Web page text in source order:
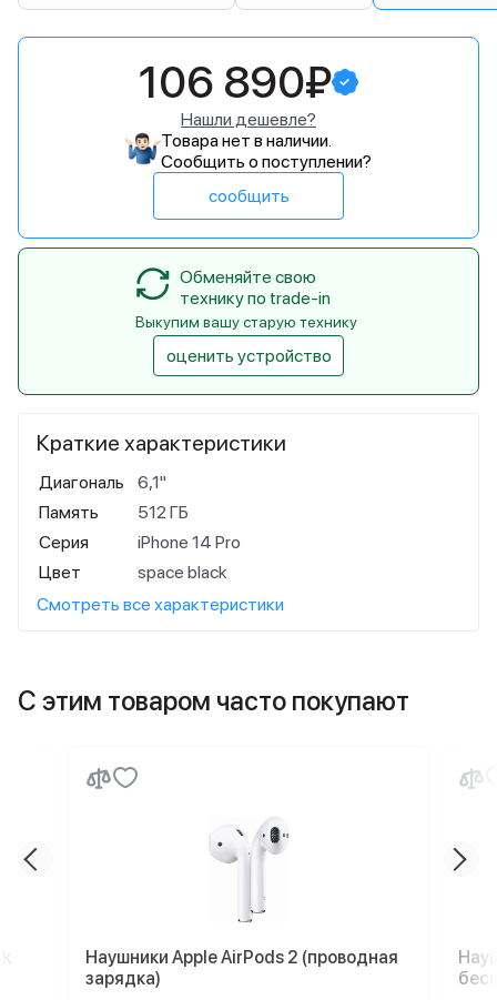
Краткие характеристики
Диагональ
6,1"
Память
512 ГБ
Серия
iPhone 14 Pro
Цвет
space black
Смотреть все характеристики
106 890₽
Нашли дешевле?
Товара нет в наличии.
Сообщить о поступлении?
сообщить
Обменяйте свою
технику по trade-in
Выкупим вашу старую технику
оценить устройство
С этим товаром часто покупают
Наушники Apple AirPods 2 (проводная
зарядка)